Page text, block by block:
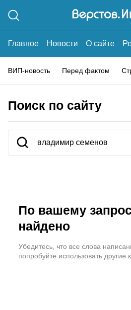
Главное Новости О сайте
ВИП-новость Перед фактом
Поиск по сайту
По вашему
найдено
Убедитесь, что все слова
попробуйте использовать другие